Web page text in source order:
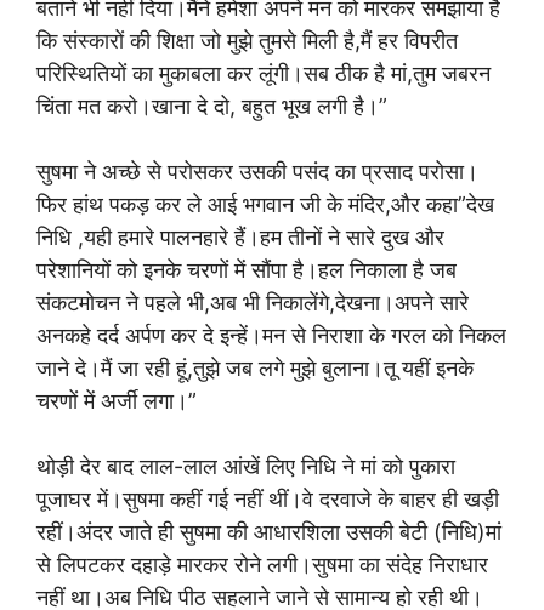
बताने भी नहीं दिया।मैंने हमेशा अपने मन को मारकर समझाया है
कि संस्कारों की शिक्षा जो मुझे तुमसे मिली है,मैं हर विपरीत
परिस्थितियों का मुकाबला कर लूंगी।सब ठीक है मां,तुम जबरन
चिंता मत करो।खाना दे दो, बहुत भूख लगी है।”
सुषमा ने अच्छे से परोसकर उसकी पसंद का प्रसाद परोसा।
फिर हांथ पकड़ कर ले आई भगवान जी के मंदिर,और कहा”देख
निधि ,यही हमारे पालनहारे हैं।हम तीनों ने सारे दुख और
परेशानियों को इनके चरणों में सौंपा है।हल निकाला है जब
संकटमोचन ने पहले भी,अब भी निकालेंगे,देखना।अपने सारे
अनकहे दर्द अर्पण कर दे इन्हें।मन से निराशा के गरल को निकल
जाने दे।मैं जा रही हूं,तुझे जब लगे मुझे बुलाना।तू यहीं इनके
चरणों में‌ अर्जी लगा।”
थोड़ी देर बाद लाल-लाल आंखें लिए निधि ने मां को पुकारा
पूजाघर में।सुषमा कहीं गई नहीं थीं।वे दरवाजे के बाहर ही खड़ी
रहीं।अंदर जाते ही सुषमा की आधारशिला उसकी बेटी (निधि)मां
से लिपटकर दहाड़े मारकर रोने लगी।सुषमा का संदेह निराधार
नहीं था।अब निधि पीठ सहलाने जाने से सामान्य हो रही थी।